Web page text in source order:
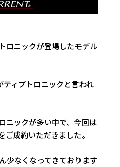
ロニックが登場したモデル
ィプトロニックと言われ
ニックが多い中で、今回は
成約いただきました。
少なくなってきております